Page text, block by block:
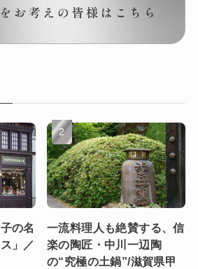
の名
」／
一流料理人も絶賛する、信
楽の陶匠・中川一辺陶
の“究極の土鍋”/滋賀県甲